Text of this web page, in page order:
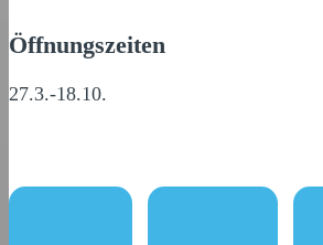
Öffnungszeiten
27.3.-18.10.